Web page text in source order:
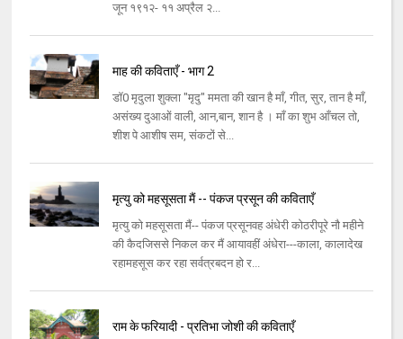
जून १९१२- ११ अप्रैल २...
माह की कविताएँ - भाग 2
डॉ0 मृदुला शुक्ला "मृदु" ममता की खान है माँ, गीत, सुर, तान है माँ,
असंख्य दुआओं वाली, आन,बान, शान है । माँ का शुभ आँचल तो,
शीश पे आशीष सम, संकटों से...
मृत्यु को महसूसता मैं -- पंकज प्रसून की कविताएँ
मृत्यु को महसूसता मैं-- पंकज प्रसूनवह अंधेरी कोठरीपूरे नौ महीने
की कैदजिससे निकल कर मैं आयावहीं अंधेरा---काला, कालादेख
रहामहसूस कर रहा सर्वत्रबदन हो र...
राम के फरियादी - प्रतिभा जोशी की कविताएँ